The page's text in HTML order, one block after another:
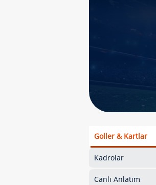
Goller & Kartlar
Kadrolar
Canlı Anlatım